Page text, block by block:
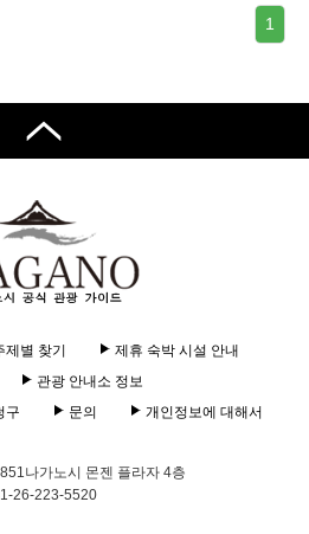
1
제별 찾기
제휴 숙박 시설 안내
관광 안내소 정보
구 문의 개인정보에 대해서
나가노시 몬젠 플라자 4층
26-223-5520